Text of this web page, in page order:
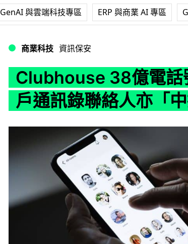
GenAI 與雲端科技專區 ERP 與商業 AI 專區
商業科技 資訊保安
Clubhouse 38億電話
戶通訊錄聯絡人亦「中